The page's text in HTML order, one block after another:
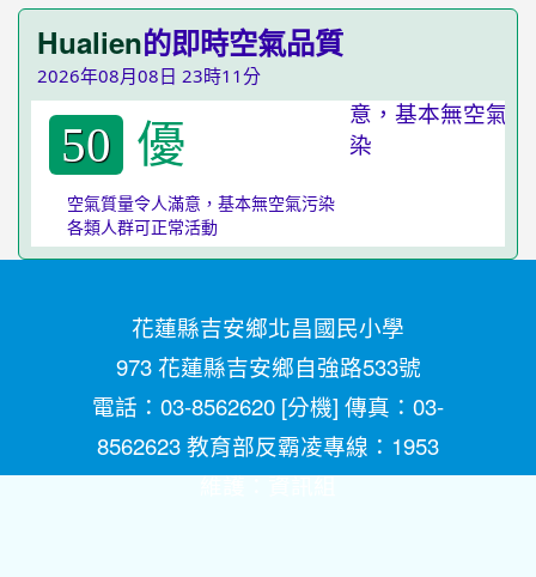
Hualien的即時空氣品質
2026年08月08日 23時11分
50 優
空氣質量令人滿意，基本無空氣污染
各類人群可正常活動
花蓮縣吉安鄉北昌國民小學
973 花蓮縣吉安鄉自強路533號
電話：03-8562620 [分機] 傳真：03-
8562623 教育部反霸凌專線：1953
維護：資訊組